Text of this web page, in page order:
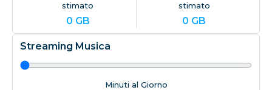
stimato
0 GB
stimato
0 GB
Streaming Musica
Minuti al Giorno